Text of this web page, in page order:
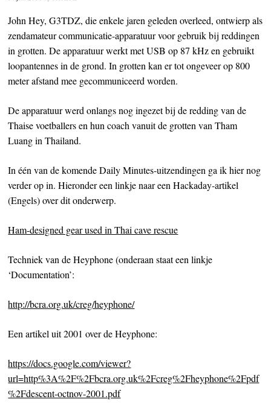
John Hey, G3TDZ, die enkele jaren geleden overleed, ontwierp als
zendamateur communicatie-apparatuur voor gebruik bij reddingen
in grotten. De apparatuur werkt met USB op 87 kHz en gebruikt
loopantennes in de grond. In grotten kan er tot ongeveer op 800
meter afstand mee gecommuniceerd worden.
De apparatuur werd onlangs nog ingezet bij de redding van de
Thaise voetballers en hun coach vanuit de grotten van Tham
Luang in Thailand.
In één van de komende Daily Minutes-uitzendingen ga ik hier nog
verder op in. Hieronder een linkje naar een Hackaday-artikel
(Engels) over dit onderwerp.
Ham-designed gear used in Thai cave rescue
Techniek van de Heyphone (onderaan staat een linkje
‘Documentation’:
http://bcra.org.uk/creg/heyphone/
Een artikel uit 2001 over de Heyphone:
https://docs.google.com/viewer?
url=http%3A%2F%2Fbcra.org.uk%2Fcreg%2Fheyphone%2Fpdf
%2Fdescent-octnov-2001.pdf